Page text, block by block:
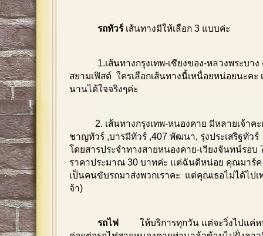
รถทัวร์เส้นทางมีให้เลือก 3 แบบค่ะ
1.เส้นทางกรุงเทพ-เชียงของ-หลวงพระบาง
สยามเฟิสต์ ใครเลือกเส้นทางนี้เหนื่อยหน่อยนะคะ
นานได้ใจจริงๆค่ะ
2. เส้นทางกรุงเทพ-หนองคาย มีหลายเจ้าคะ
ชาญทัวร์ ,บารมีทัวร์ ,407 พัฒนา, รุ่งประเสริฐทัว
โดยสารประจำทางสายหนองคาย-เวียงจันทน์รอบ
ราคาประมาณ 30 บาทค่ะ แต่ฉันดีหน่อย คุณมาร์ค
เป็นคนขับรถมาส่งพวกเราคะ แต่คุณเธอไม่ได้ไปเ
จ้า)
รถไฟ ให้บริการทุกวัน แต่จะวิ่งไปแค่